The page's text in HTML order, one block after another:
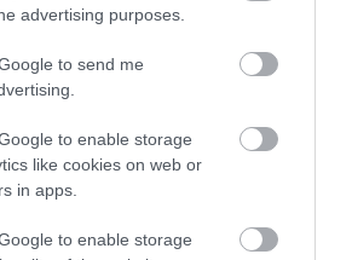
advertising purposes.
to send me
to enable storage
like cookies on web or
in apps.
to enable storage
a hazai cégek a
csökkentéséről sok vezetőnek még
energetikai korszerűsítések és hosszú